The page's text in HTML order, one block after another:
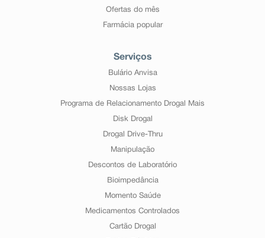
Ofertas do mês
Farmácia popular
Serviços
Bulário Anvisa
Nossas Lojas
Programa de Relacionamento Drogal Mais
Disk Drogal
Drogal Drive-Thru
Manipulação
Descontos de Laboratório
Bioimpedância
Momento Saúde
Medicamentos Controlados
Cartão Drogal